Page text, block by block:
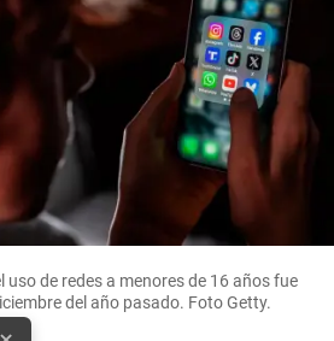
uso de redes a menores de 16 años fue
del año pasado. Foto Getty.